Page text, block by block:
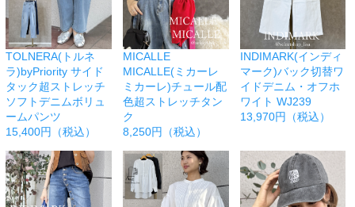
TOLNERA(トルネ
ラ)byPriority サイド
タック超ストレッチ
ソフトデニムボリュ
ームパンツ
15,400円（税込）
MICALLE
MICALLE(ミカーレ
ミカーレ)チュール配
色超ストレッチタン
ク
8,250円（税込）
INDIMARK(インディ
マーク)バック切替ワ
イドデニム・オフホ
ワイト WJ239
13,970円（税込）